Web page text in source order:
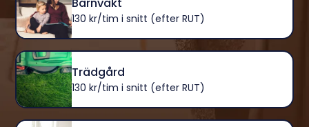
130 kr/tim i snitt (efter RUT)
Trädgård
130 kr/tim i snitt (efter RUT)